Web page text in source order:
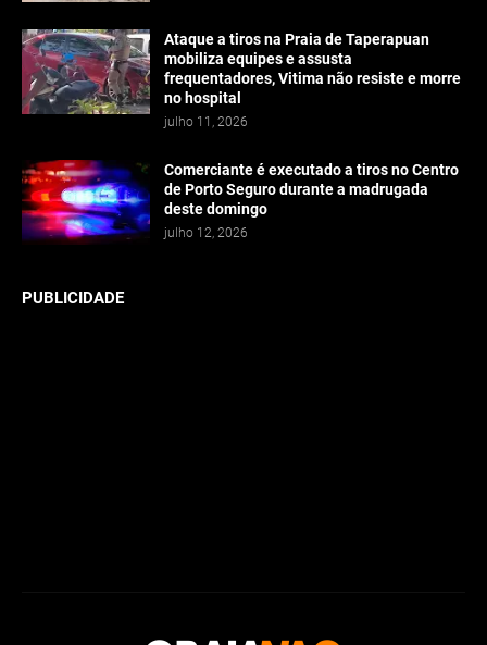
Ataque a tiros na Praia de Taperapuan
mobiliza equipes e assusta
frequentadores, Vitima não resiste e morre
no hospital
julho 11, 2026
Comerciante é executado a tiros no Centro
de Porto Seguro durante a madrugada
deste domingo
julho 12, 2026
PUBLICIDADE